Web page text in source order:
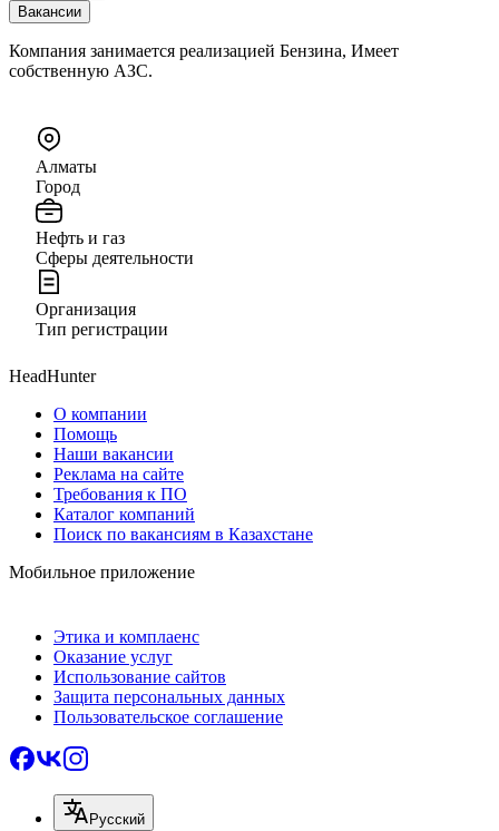
Вакансии
Компания занимается реализацией Бензина, Имеет
собственную АЗС.
Алматы
Город
Нефть и газ
Сферы деятельности
Организация
Тип регистрации
HeadHunter
О компании
Помощь
Наши вакансии
Реклама на сайте
Требования к ПО
Каталог компаний
Поиск по вакансиям в Казахстане
Мобильное приложение
Этика и комплаенс
Оказание услуг
Использование сайтов
Защита персональных данных
Пользовательское соглашение
Русский